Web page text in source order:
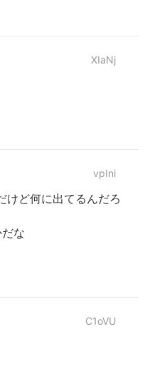
XIaNj
vpIni
けど何に出てるんだろ
な
C1oVU